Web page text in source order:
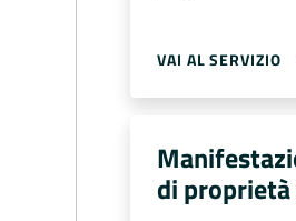
VAI AL SERVIZIO
di